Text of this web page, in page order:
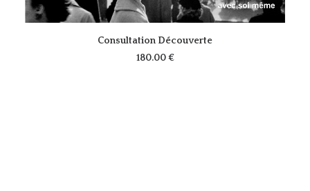
VOIR LE PRODUIT
Consultation Découverte
180.00€